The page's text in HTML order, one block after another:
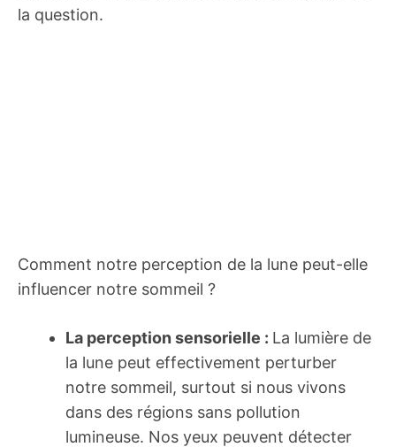
la question.
Comment notre perception de la lune peut-elle
influencer notre sommeil ?
La perception sensorielle : La lumière de
la lune peut effectivement perturber
notre sommeil, surtout si nous vivons
dans des régions sans pollution
lumineuse. Nos yeux peuvent détecter